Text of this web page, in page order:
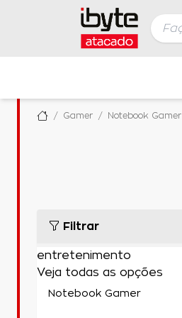
Gamer Notebook Gamer
Filtrar
entretenimento
Veja todas as opções